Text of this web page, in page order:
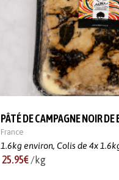
PÂTÉ DE CAMPAGNE NOIR DE
France
1.6kg environ, Colis de 4x
25.95€ /kg